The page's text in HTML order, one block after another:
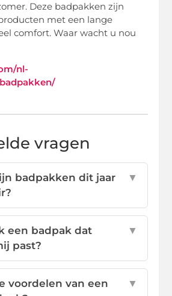
Deze badpakken zijn
met een lange
comfort. Waar wacht u nou
nl-
vragen
badpakken dit jaar
▼
een badpak dat
past?
▼
voordelen van een
▼